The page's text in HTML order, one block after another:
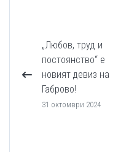
„Любов, труд и
постоянство“ е
новият девиз на
Габрово!
31 октомври 2024